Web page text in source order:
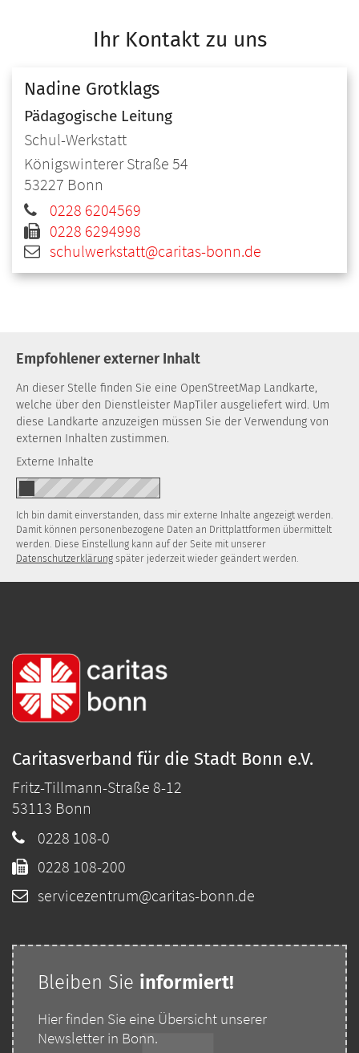
Ihr Kontakt zu uns
Nadine Grotklags
Pädagogische Leitung
Schul-Werkstatt
Königswinterer Straße 54
53227 Bonn
0228 6204569
0228 6294998
schulwerkstatt@caritas-bonn.de
Empfohlener externer Inhalt
An dieser Stelle finden Sie eine OpenStreetMap Landkarte,
welche über den Dienstleister MapTiler ausgeliefert wird. Um
diese Landkarte anzuzeigen müssen Sie der Verwendung von
externen Inhalten zustimmen.
Externe Inhalte
Ich bin damit einverstanden, dass mir externe Inhalte angezeigt werden.
Damit können personenbezogene Daten an Drittplattformen übermittelt
werden. Diese Einstellung kann auf der Seite mit unserer
Datenschutzerklärung später jederzeit wieder geändert werden.
Caritasverband für die Stadt Bonn e.V.
Fritz-Tillmann-Straße 8-12
53113 Bonn
0228 108-0
0228 108-200
servicezentrum@caritas-bonn.de
Bleiben Sie informiert!
Hier finden Sie eine Übersicht unserer
Newsletter in Bonn.